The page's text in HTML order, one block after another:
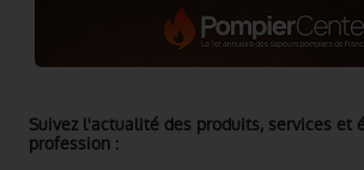
Suivez l'actualité des produits, services et
profession :